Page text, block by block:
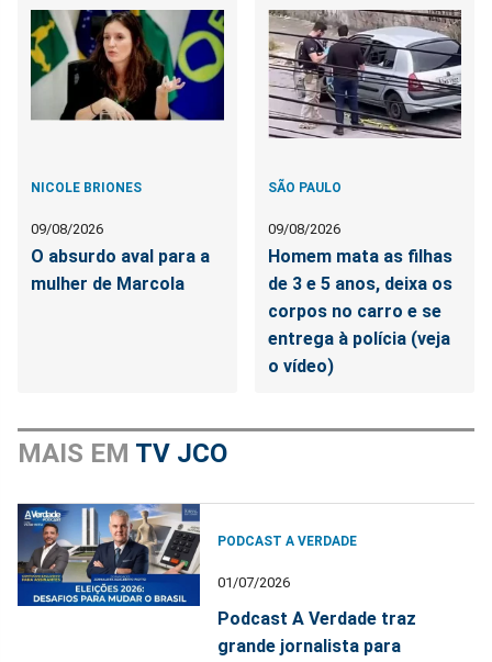
NICOLE BRIONES
09/08/2026
O absurdo aval para a
mulher de Marcola
SÃO PAULO
09/08/2026
Homem mata as filhas
de 3 e 5 anos, deixa os
corpos no carro e se
entrega à polícia (veja
o vídeo)
MAIS EM TV JCO
PODCAST A VERDADE
01/07/2026
Podcast A Verdade traz
grande jornalista para